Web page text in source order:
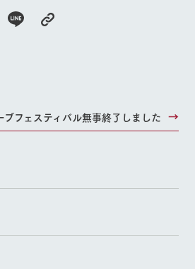
ブフェスティバル無事終了しました